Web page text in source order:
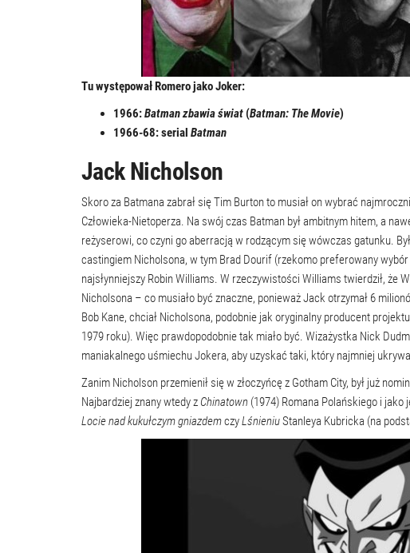
Tu występował Romero jako Joker:
1966:Batman zbawia świat(Batman: The Movie)
1966-68: serial Batman
Jack Nicholson
Skoro za Batmana zabrał się Tim Burton to musiał on wybrać
Człowieka-Nietoperza. Na swój czas Batman był ambitnym hitem, a
reżyserowi, co czyni go aberracją w rodzącym się wówczas gatunku.
castingiem Nicholsona, w tym Brad Dourif (rzekomo preferowany
najsłynniejszy Robin Williams. W rzeczywistości Williams twierdził, że
Nicholsona – co musiało być znaczne, ponieważ Jack otrzymał 6
Bob Kane, chciał Nicholsona, podobnie jak oryginalny producent
1979 roku). Więc prawdopodobnie tak miało być. Wizażystka Nick
maniakalnego uśmiechu Jokera, aby uzyskać taki, który najmniej
Zanim Nicholson przemienił się w złoczyńcę z Gotham City, był już
Najbardziej znany wtedy z Chinatown (1974) Romana Polańskiego i
Locienad kukułczym gniazdemczyLśnieniuStanleya Kubricka (na